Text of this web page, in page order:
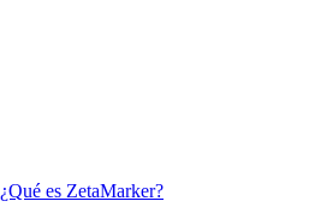
¿Qué es ZetaMarker?